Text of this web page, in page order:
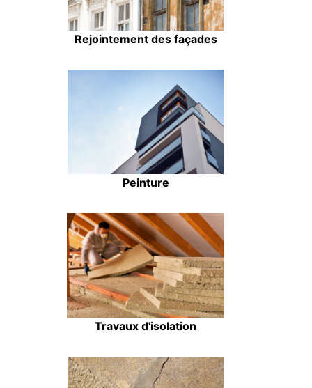
Rejointement des façades
Peinture
Travaux d'isolation